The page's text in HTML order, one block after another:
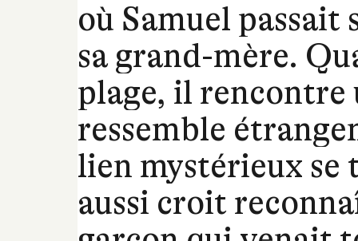
où Samuel passait
sa grand-mère.
plage, il rencontre
ressemble
lien mystérieux se
aussi croit